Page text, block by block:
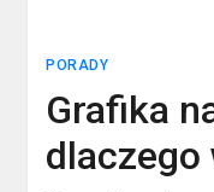
PORADY
Grafika
dlaczego